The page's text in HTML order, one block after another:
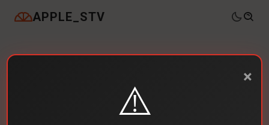
APPLE_STV
×
⚠️